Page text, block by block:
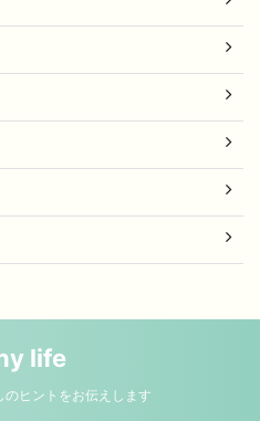
life
ヒントをお伝えします